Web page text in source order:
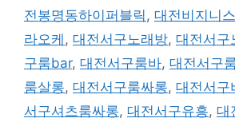
전봉명동하이퍼블릭, 대전비지니
라오케 , 대전서구노래방, 대전서구
구룸bar, 대전서구룸바, 대전서구
룸살롱, 대전서구룸싸롱, 대전서구
서구셔츠룸싸롱, 대전서구유흥, 대